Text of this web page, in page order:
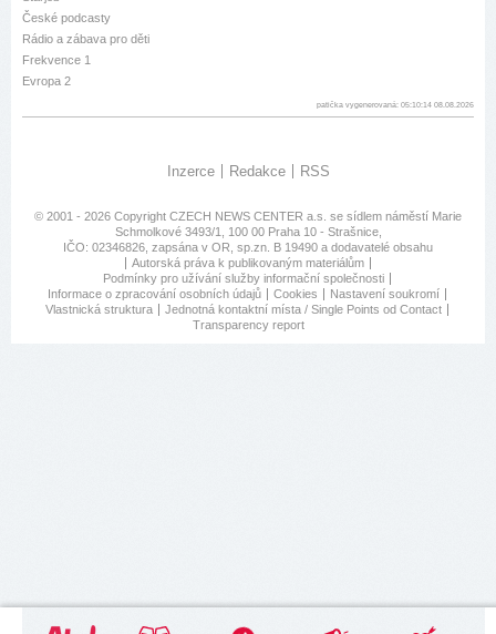
České podcasty
Rádio a zábava pro děti
Frekvence 1
Evropa 2
patička vygenerovaná: 05:10:14 08.08.2026
Inzerce Redakce RSS
© 2001 - 2026 Copyright CZECH NEWS CENTER a.s. se sídlem náměstí Marie
Schmolkové 3493/1, 100 00 Praha 10 - Strašnice,
IČO: 02346826, zapsána v OR, sp.zn. B 19490 a dodavatelé obsahu
Autorská práva k publikovaným materiálům
Podmínky pro užívání služby informační společnosti
Informace o zpracování osobních údajů
Cookies
Nastavení soukromí
Vlastnická struktura
Jednotná kontaktní místa / Single Points od Contact
Transparency report